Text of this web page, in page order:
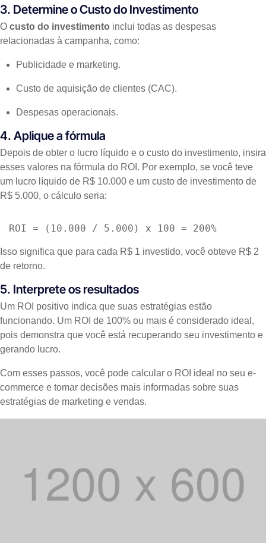
3. Determine o Custo do Investimento
O custo do investimento inclui todas as despesas
relacionadas à campanha, como:
Publicidade e marketing.
Custo de aquisição de clientes (CAC).
Despesas operacionais.
4. Aplique a fórmula
Depois de obter o lucro líquido e o custo do investimento, insira
esses valores na fórmula do ROI. Por exemplo, se você teve
um lucro líquido de R$ 10.000 e um custo de investimento de
R$ 5.000, o cálculo seria:
ROI = (10.000 / 5.000) x 100 = 200%
Isso significa que para cada R$ 1 investido, você obteve R$ 2
de retorno.
5. Interprete os resultados
Um ROI positivo indica que suas estratégias estão
funcionando. Um ROI de 100% ou mais é considerado ideal,
pois demonstra que você está recuperando seu investimento e
gerando lucro.
Com esses passos, você pode calcular o ROI ideal no seu e-
commerce e tomar decisões mais informadas sobre suas
estratégias de marketing e vendas.